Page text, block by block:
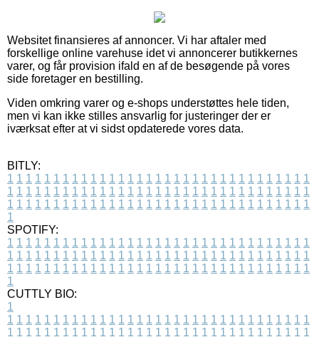
Websitet finansieres af annoncer. Vi har aftaler med
forskellige online varehuse idet vi annoncerer butikkernes
varer, og får provision ifald en af de besøgende på vores
side foretager en bestilling.
Viden omkring varer og e-shops understøttes hele tiden,
men vi kan ikke stilles ansvarlig for justeringer der er
iværksat efter at vi sidst opdaterede vores data.
BITLY:
1 1 1 1 1 1 1 1 1 1 1 1 1 1 1 1 1 1 1 1 1 1 1 1 1 1 1 1 1 1 1 1 1
1 1 1 1 1 1 1 1 1 1 1 1 1 1 1 1 1 1 1 1 1 1 1 1 1 1 1 1 1 1 1 1 1
1 1 1 1 1 1 1 1 1 1 1 1 1 1 1 1 1 1 1 1 1 1 1 1 1 1 1 1 1 1 1 1 1
1
SPOTIFY:
1 1 1 1 1 1 1 1 1 1 1 1 1 1 1 1 1 1 1 1 1 1 1 1 1 1 1 1 1 1 1 1 1
1 1 1 1 1 1 1 1 1 1 1 1 1 1 1 1 1 1 1 1 1 1 1 1 1 1 1 1 1 1 1 1 1
1 1 1 1 1 1 1 1 1 1 1 1 1 1 1 1 1 1 1 1 1 1 1 1 1 1 1 1 1 1 1 1 1
1
CUTTLY BIO:
1
1 1 1 1 1 1 1 1 1 1 1 1 1 1 1 1 1 1 1 1 1 1 1 1 1 1 1 1 1 1 1 1 1
1 1 1 1 1 1 1 1 1 1 1 1 1 1 1 1 1 1 1 1 1 1 1 1 1 1 1 1 1 1 1 1 1